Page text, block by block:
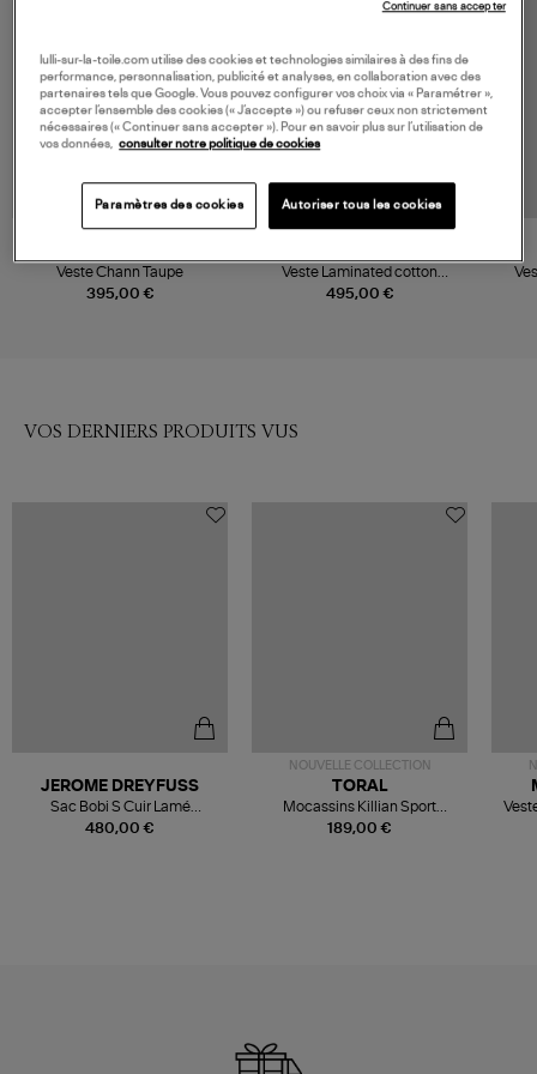
395,00 €
Veste Chann Taupe
495,00 €
Veste Laminated cotton
canvas Almond Milk
VOS DERNIERS PRODUITS VUS
480,00 €
JEROME DREYFUSS
Sac Bobi S Cuir Lamé
Champagne
NOUVELLE COLLECTION
189,00 €
TORAL
Mocassins Killian Sport
Mousse
lulli-sur-la-toile.com utilise des cookies et technologies similaires à des fins de
performance, personnalisation, publicité et analyses, en collaboration avec des
partenaires tels que Google. Vous pouvez configurer vos choix via « Paramétrer »,
accepter l’ensemble des cookies (« J’accepte ») ou refuser ceux non strictement
nécessaires (« Continuer sans accepter »). Pour en savoir plus sur l’utilisation de
vos données,
consulter notre politique de cookies
Paramètres des cookies Autoriser tous les cookies
Continuer sans accepter